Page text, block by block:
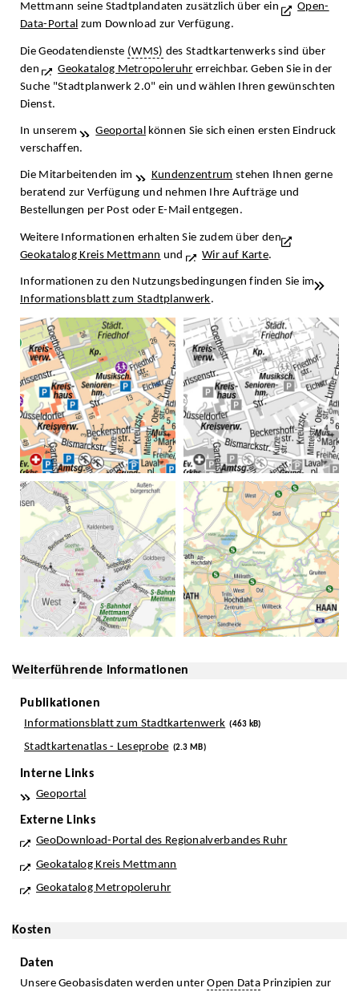
Mettmann seine Stadtplandaten zusätzlich über ein
Open-
Data-Portal zum Download zur Verfügung.
Die Geodatendienste (WMS) des Stadtkartenwerks sind über
den
Geokatalog Metropoleruhr erreichbar. Geben Sie in der
Suche "Stadtplanwerk 2.0" ein und wählen Ihren gewünschten
Dienst.
In unserem Geoportal können Sie sich einen ersten Eindruck
verschaffen.
Die Mitarbeitenden im Kundenzentrum stehen Ihnen gerne
beratend zur Verfügung und nehmen Ihre Aufträge und
Bestellungen per Post oder E-Mail entgegen.
Weitere Informationen erhalten Sie zudem über den
Geokatalog Kreis Mettmann und Wir auf Karte.
Informationen zu den Nutzungsbedingungen finden Sie im
Informationsblatt zum Stadtplanwerk.
Weiterführende Informationen
Publikationen
Informationsblatt zum Stadtkartenwerk (463 kB)
Stadtkartenatlas - Leseprobe (2.3 MB)
Interne Links
Geoportal
Externe Links
GeoDownload-Portal des Regionalverbandes Ruhr
Geokatalog Kreis Mettmann
Geokatalog Metropoleruhr
Kosten
Daten
Unsere Geobasisdaten werden unterOpen Data Prinzipien zur